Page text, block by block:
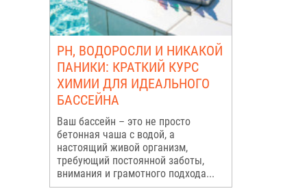
PH, ВОДОРОСЛИ И НИКАКОЙ
ПАНИКИ: КРАТКИЙ КУРС
ХИМИИ ДЛЯ ИДЕАЛЬНОГО
БАССЕЙНА
Ваш бассейн – это не просто
бетонная чаша с водой, а
настоящий живой организм,
требующий постоянной заботы,
внимания и грамотного подхода...